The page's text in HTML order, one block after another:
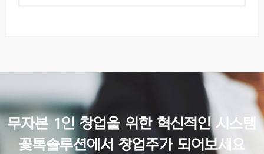
무자본 1인 창업을 위한 혁신적인 시스템
꽃톡솔루션에서 창업주가 되어보세요